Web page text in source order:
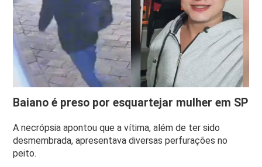
Baiano é preso por esquartejar mulher em SP
A necrópsia apontou que a vítima, além de ter sido
desmembrada, apresentava diversas perfurações no
peito.